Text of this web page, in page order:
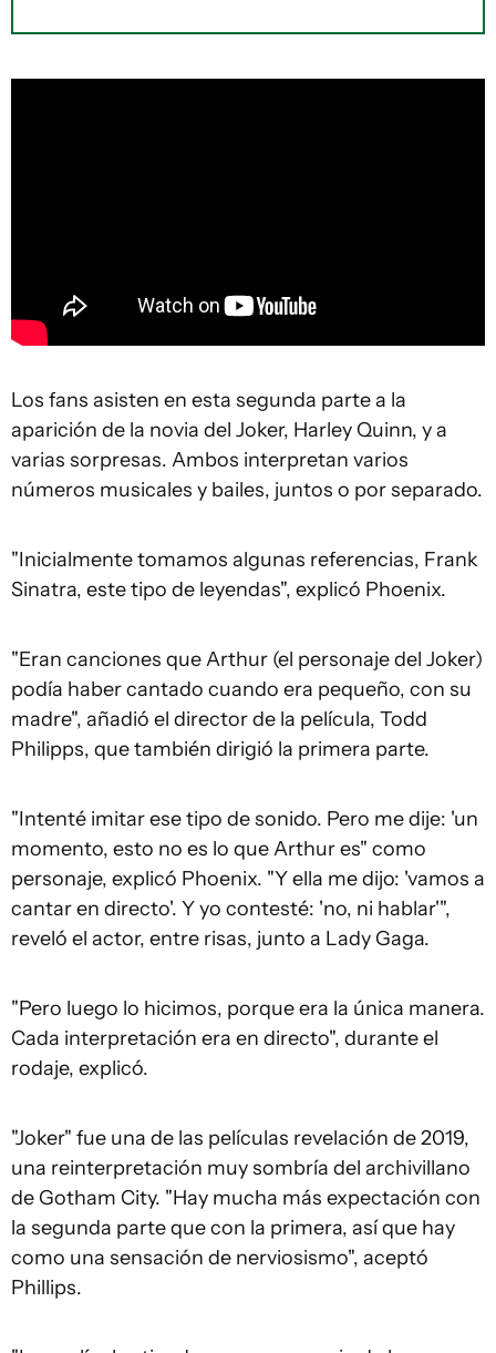
Los fans asisten en esta segunda parte a la
aparición de la novia del Joker, Harley Quinn, y a
varias sorpresas. Ambos interpretan varios
números musicales y bailes, juntos o por separado.
"Inicialmente tomamos algunas referencias, Frank
Sinatra, este tipo de leyendas", explicó Phoenix.
"Eran canciones que Arthur (el personaje del Joker)
podía haber cantado cuando era pequeño, con su
madre", añadió el director de la película, Todd
Philipps, que también dirigió la primera parte.
"Intenté imitar ese tipo de sonido. Pero me dije: 'un
momento, esto no es lo que Arthur es" como
personaje, explicó Phoenix. "Y ella me dijo: 'vamos a
cantar en directo'. Y yo contesté: 'no, ni hablar'",
reveló el actor, entre risas, junto a Lady Gaga.
"Pero luego lo hicimos, porque era la única manera.
Cada interpretación era en directo", durante el
rodaje, explicó.
"Joker" fue una de las películas revelación de 2019,
una reinterpretación muy sombría del archivillano
de Gotham City. "Hay mucha más expectación con
la segunda parte que con la primera, así que hay
como una sensación de nerviosismo", aceptó
Phillips.